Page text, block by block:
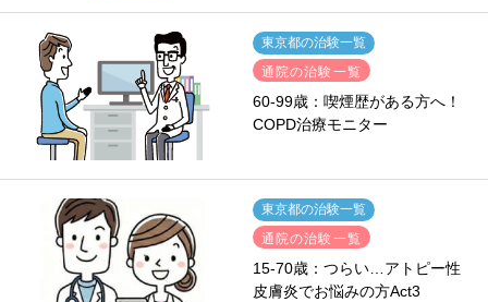
東京都の治験一覧
通院の治験一覧
60-99歳：喫煙歴がある方へ！
COPD治療モニター
東京都の治験一覧
通院の治験一覧
15-70歳：つらい…アトピー性
皮膚炎でお悩みの方Act3